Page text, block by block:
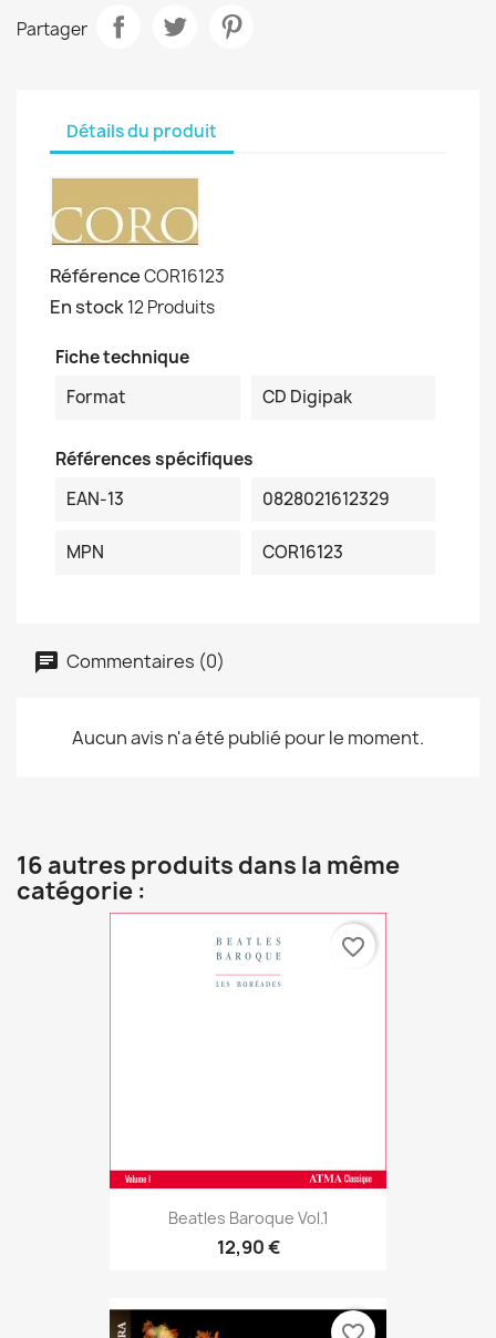
Partager
Détails du produit
RéférenceCOR16123
En stock12 Produits
Fiche technique
Format
CD Digipak
Références spécifiques
EAN-13
0828021612329
MPN COR16123
Commentaires (0)
Aucun avis n'a été publié pour le moment.
16 autres produits dans la même
catégorie :
Beatles Baroque Vol.1
12,90 €
favorite_border